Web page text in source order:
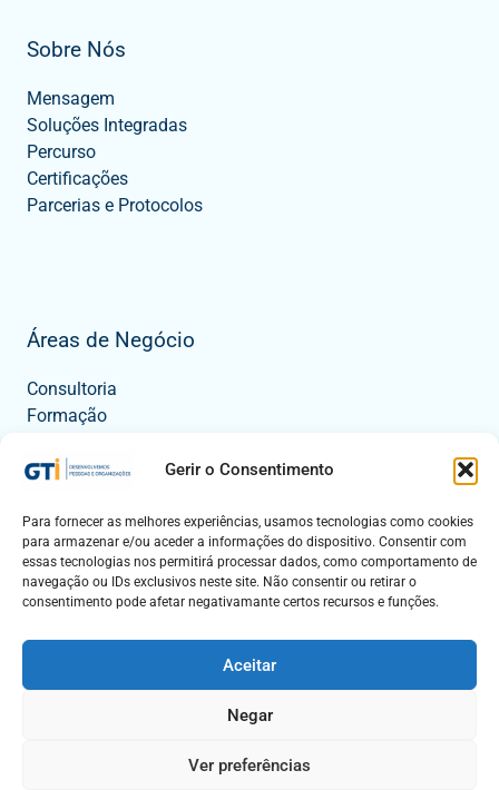
Gerir o Consentimento
Para fornecer as melhores experiências, usamos tecnologias como cookies
para armazenar e/ou aceder a informações do dispositivo. Consentir com
essas tecnologias nos permitirá processar dados, como comportamento de
navegação ou IDs exclusivos neste site. Não consentir ou retirar o
consentimento pode afetar negativamante certos recursos e funções.
Aceitar
Negar
Ver preferências
Sobre Nós
Mensagem
Soluções Integradas
Percurso
Certificações
Parcerias e Protocolos
Áreas de Negócio
Consultoria
Formação
Eventos
Contactos
Mapa
Livro de Reclamações.
Política de Privacidade